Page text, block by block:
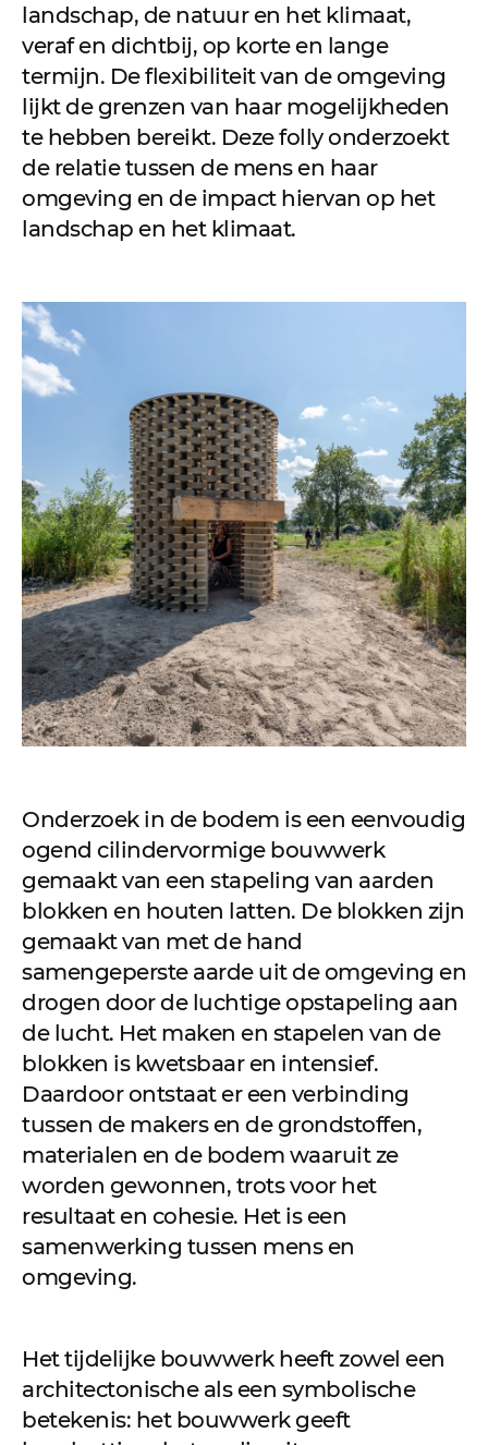
landschap, de natuur en het klimaat,
veraf en dichtbij, op korte en lange
termijn. De flexibiliteit van de omgeving
lijkt de grenzen van haar mogelijkheden
te hebben bereikt. Deze folly onderzoekt
de relatie tussen de mens en haar
omgeving en de impact hiervan op het
landschap en het klimaat.
Onderzoek in de bodem is een eenvoudig
ogend cilindervormige bouwwerk
gemaakt van een stapeling van aarden
blokken en houten latten. De blokken zijn
gemaakt van met de hand
samengeperste aarde uit de omgeving en
drogen door de luchtige opstapeling aan
de lucht. Het maken en stapelen van de
blokken is kwetsbaar en intensief.
Daardoor ontstaat er een verbinding
tussen de makers en de grondstoffen,
materialen en de bodem waaruit ze
worden gewonnen, trots voor het
resultaat en cohesie. Het is een
samenwerking tussen mens en
omgeving.
Het tijdelijke bouwwerk heeft zowel een
architectonische als een symbolische
betekenis: het bouwwerk geeft